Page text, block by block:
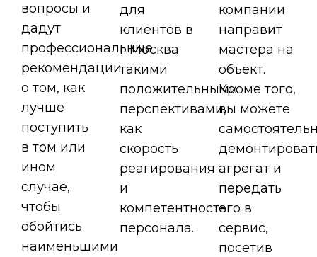
вопросы и
дадут
профессиональные
рекомендации
о том, как
лучше
поступить
в том или
ином
случае,
чтобы
обойтись
наименьшими
для
клиентов в
г Москва
такими
положительными
перспективами,
как
скорость
реагирования
и
компетентность
персонала.
компании
направит
мастера на
объект.
Кроме того,
вы можете
агрегат и
передать
его в
сервис,
посетив